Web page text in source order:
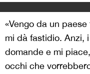
«Vengo da un
mi dà fastidio. Anzi,
domande e mi
occhi che